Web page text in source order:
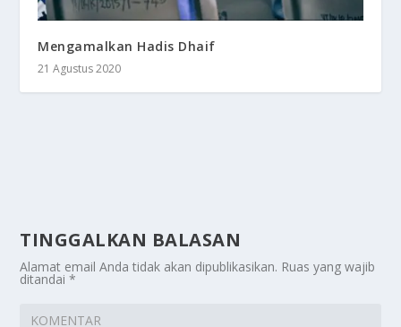
Mengamalkan Hadis Dhaif
21 Agustus 2020
TINGGALKAN BALASAN
Alamat email Anda tidak akan dipublikasikan. Ruas yang wajib
ditandai*